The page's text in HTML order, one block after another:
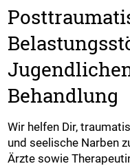
Behandlung
Wir helfen Dir,
und seelische Narben
Ärzte sowie